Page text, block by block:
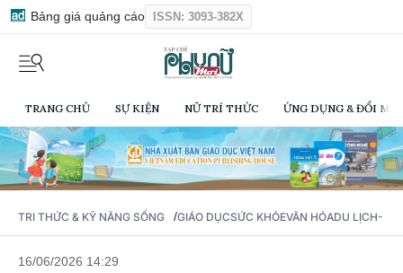
Bảng giá quảng cáo ISSN: 3093-382X
TRANG CHỦ SỰ KIỆN NỮ TRÍ THỨC ỨNG DỤNG & ĐỔI
TRI THỨC & KỸ NĂNG SỐNG /GIÁO DỤCSỨC KHỎEVĂN HÓADU LỊCH-
16/06/2026 14:29